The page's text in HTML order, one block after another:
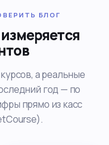
БЛОГ
а реальные
год — по
прямо из касс